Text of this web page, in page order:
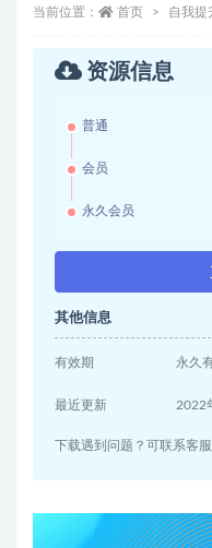
当前位置： 首页 自我提
资源信息
普通
会员
永久会员
其他信息
有效期 永久
最近更新 2022
下载遇到问题？可联系客